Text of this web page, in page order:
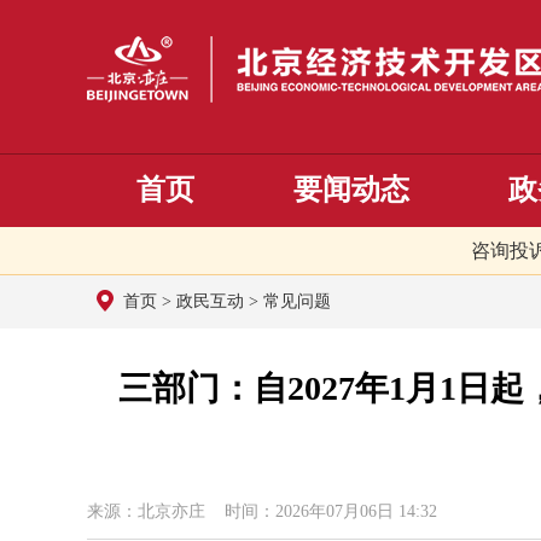
首页 要闻动态
咨询投
首页 > 政民互动 > 常见问题
三部门：自2027年1月1日
来源：北京亦庄 时间：2026年07月06日 14:32